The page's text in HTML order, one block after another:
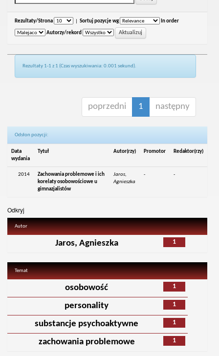
Rezultaty/Strona Sortuj pozycje wg In order
Autorzy/rekord
Rezultaty 1-1 z 1 (Czas wyszukiwania: 0.001 sekund).
poprzedni 1 następny
Odsłon pozycji:
Data
wydania
Tytuł Autor(rzy) Promotor Redaktor(rzy)
2014
Zachowania problemowe i ich
korelaty osobowościowe u
gimnazjalistów
Jaros,
Agnieszka
- -
Odkryj
Autor
1
Jaros, Agnieszka
Temat
1
osobowość
1
personality
1
substancje psychoaktywne
1
zachowania problemowe